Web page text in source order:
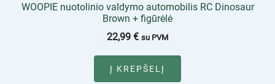
WOOPIE nuotolinio valdymo automobilis RC Dinosaur
Brown + figūrėlė
22,99 € su PVM
Į KREPŠELĮ